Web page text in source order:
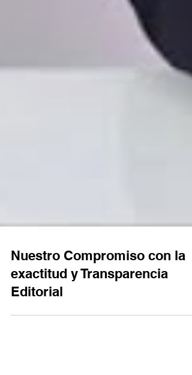
Nuestro Compromiso con la
exactitud y Transparencia
Editorial